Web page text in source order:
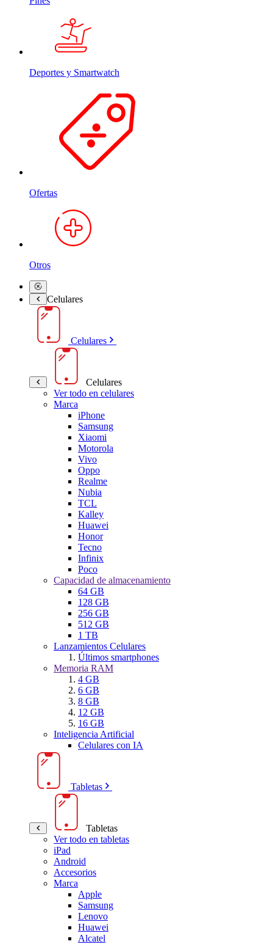
Deportes y Smartwatch
Ofertas
Otros
Celulares
Celulares
Celulares
Ver todo en celulares
Marca
iPhone
Samsung
Xiaomi
Motorola
Vivo
Oppo
Realme
Nubia
TCL
Kalley
Huawei
Honor
Tecno
Infinix
Poco
Capacidad de almacenamiento
64 GB
128 GB
256 GB
512 GB
1 TB
Lanzamientos Celulares
Últimos smartphones
Memoria RAM
4 GB
6 GB
8 GB
12 GB
16 GB
Inteligencia Artificial
Celulares con IA
Tabletas
Tabletas
Ver todo en tabletas
iPad
Android
Accesorios
Marca
Apple
Samsung
Lenovo
Huawei
Alcatel